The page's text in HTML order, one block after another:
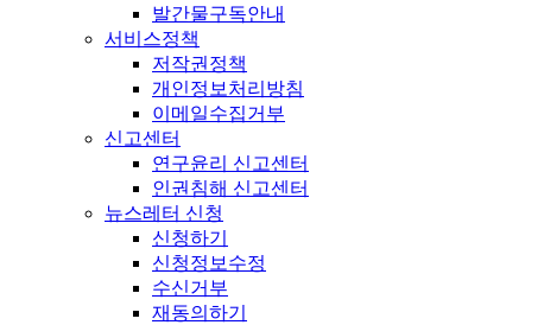
발간물구독안내
서비스정책
저작권정책
개인정보처리방침
이메일수집거부
신고센터
연구윤리 신고센터
인권침해 신고센터
뉴스레터 신청
신청하기
신청정보수정
수신거부
재동의하기